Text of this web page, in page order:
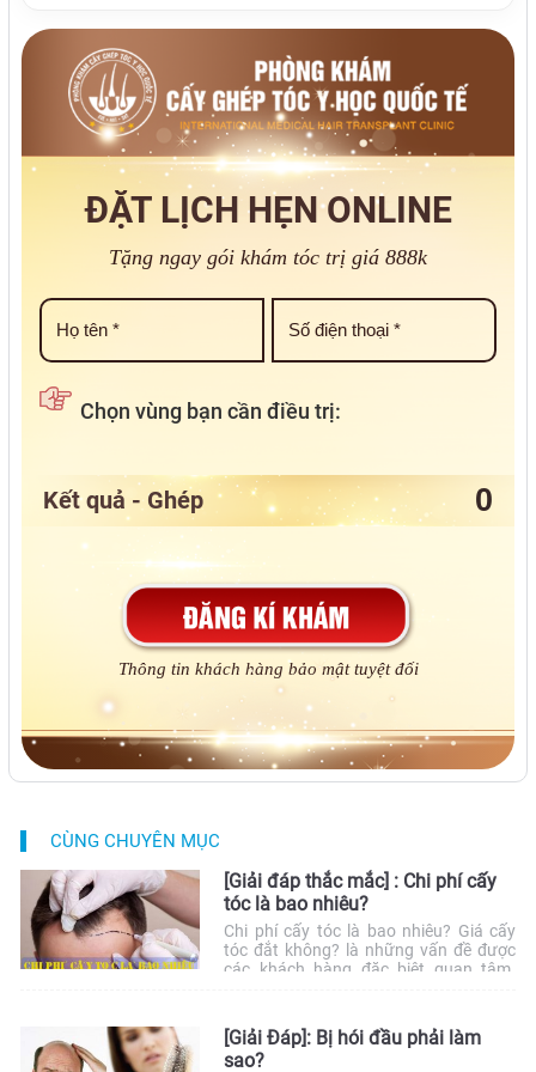
ĐẶT LỊCH HẸN ONLINE
Tặng ngay gói khám tóc trị giá 888k
Chọn vùng bạn cần điều trị:
Kết quả - Ghép
Thông tin khách hàng bảo mật tuyệt đối
CÙNG CHUYÊN MỤC
[Giải đáp thắc mắc] : Chi phí cấy
tóc là bao nhiêu?
Chi phí cấy tóc là bao nhiêu? Giá cấy
tóc đắt không? là những vấn đề được
các khách hàng đặc biệt quan tâm.
nhiều yếu tố. Do đó, khách hàng cần
tìm hiểu kỹ lưỡng để chủ động […]
[Giải Đáp]: Bị hói đầu phải làm
sao?